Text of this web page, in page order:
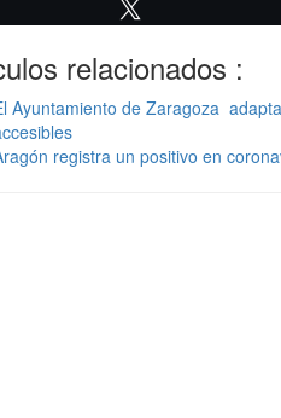
relacionados :
Ayuntamiento de Zaragoza
registra un positivo en